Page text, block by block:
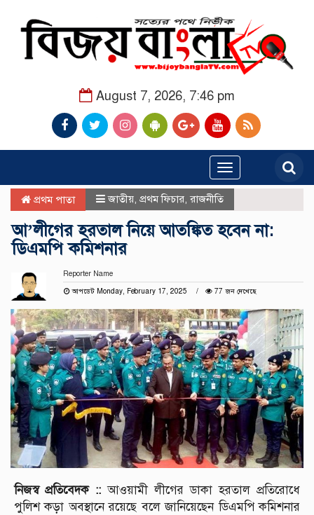
August 7, 2026, 7:46 pm
Toggle
navigation
প্রথম পাতা জাতীয় প্রথম ফিচার রাজনীতি
আ’লীগের হরতাল নিয়ে আতঙ্কিত হবেন না:
ডিএমপি কমিশনার
Reporter Name
আপডেট Monday, February 17, 2025
77 জন দেখেছে
নিজস্ব প্রতিবেদক :: আওয়ামী লীগের ডাকা হরতাল প্রতিরোধে
পুলিশ কড়া অবস্থানে রয়েছে বলে জানিয়েছেন ডিএমপি কমিশনার